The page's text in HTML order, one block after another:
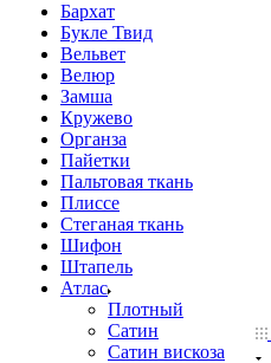
Бархат
Букле Твид
Вельвет
Велюр
Замша
Кружево
Органза
Пайетки
Пальтовая ткань
Плиссе
Стеганая ткань
Шифон
Штапель
Атлас
Плотный
Сатин
Сатин вискоза